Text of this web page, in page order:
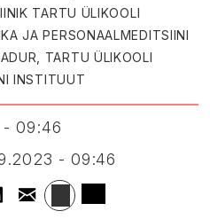
TARTU ÜLIKOOLI
JA PERSONAALMEDITSIINI
TARTU ÜLIKOOLI
INSTITUUT
- 09:46
- 09:46